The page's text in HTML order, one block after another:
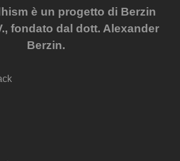
è un progetto di Berzin
fondato dal dott. Alexander
Berzin.